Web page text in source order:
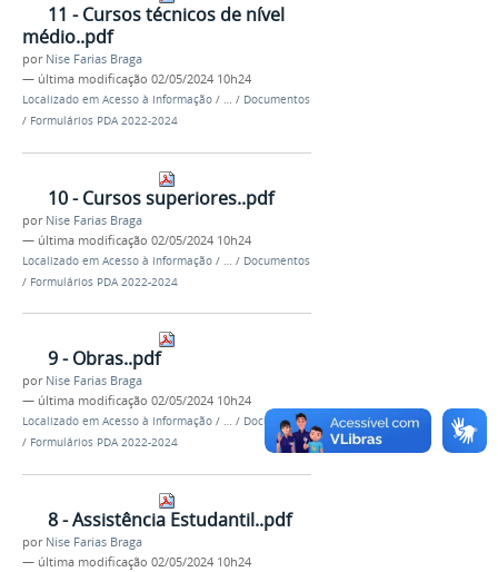
11 - Cursos técnicos de nível
médio..pdf
por Nise Farias Braga
— última modificação 02/05/2024 10h24
Localizado em Acesso à Informação / … / Documentos
/ Formulários PDA 2022-2024
10 - Cursos superiores..pdf
por Nise Farias Braga
— última modificação 02/05/2024 10h24
Localizado em Acesso à Informação / / Documentos
/ Formulários PDA 2022-2024
9 - Obras..pdf
por Nise Farias Braga
— última modificação 02/05/2024 10h24
Localizado em Acesso à Informação / … / Documentos
/ Formulários PDA 2022-2024
8 - Assistência Estudantil..pdf
por Nise Farias Braga
— última modificação 02/05/2024 10h24